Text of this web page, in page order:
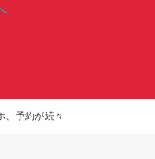
、予約が続々